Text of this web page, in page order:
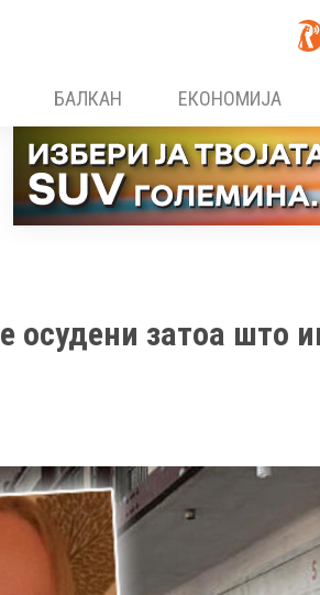
БАЛКАН ЕКОНОМИЈА
осудени затоа што